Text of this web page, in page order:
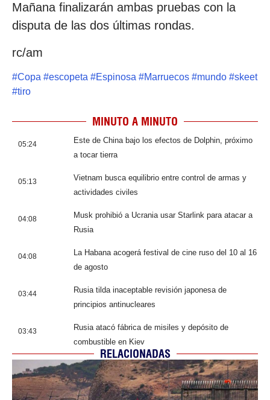
Mañana finalizarán ambas pruebas con la
disputa de las dos últimas rondas.
rc/am
#Copa #escopeta #Espinosa #Marruecos #mundo #skeet
#tiro
MINUTO A MINUTO
05:24
Este de China bajo los efectos de Dolphin, próximo
a tocar tierra
05:13
Vietnam busca equilibrio entre control de armas y
actividades civiles
04:08
Musk prohibió a Ucrania usar Starlink para atacar a
Rusia
04:08
La Habana acogerá festival de cine ruso del 10 al 16
de agosto
03:44
Rusia tilda inaceptable revisión japonesa de
principios antinucleares
03:43
Rusia atacó fábrica de misiles y depósito de
combustible en Kiev
RELACIONADAS